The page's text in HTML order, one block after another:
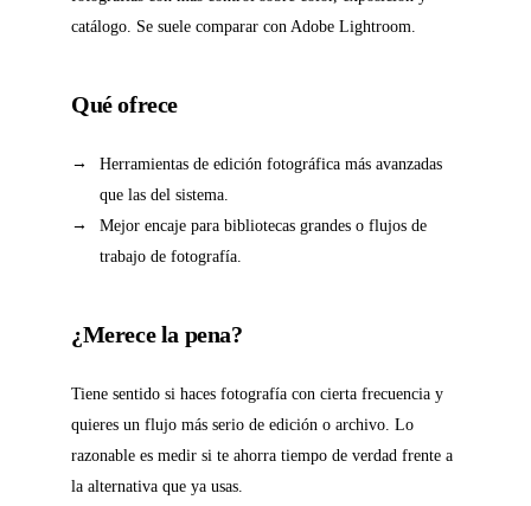
catálogo. Se suele comparar con Adobe Lightroom.
Qué ofrece
Herramientas de edición fotográfica más avanzadas
que las del sistema.
Mejor encaje para bibliotecas grandes o flujos de
trabajo de fotografía.
¿Merece la pena?
Tiene sentido si haces fotografía con cierta frecuencia y
quieres un flujo más serio de edición o archivo. Lo
razonable es medir si te ahorra tiempo de verdad frente a
la alternativa que ya usas.